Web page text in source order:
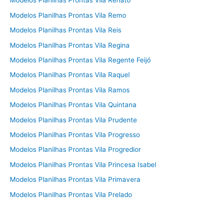
Modelos Planilhas Prontas Vila Remo
Modelos Planilhas Prontas Vila Reis
Modelos Planilhas Prontas Vila Regina
Modelos Planilhas Prontas Vila Regente Feijó
Modelos Planilhas Prontas Vila Raquel
Modelos Planilhas Prontas Vila Ramos
Modelos Planilhas Prontas Vila Quintana
Modelos Planilhas Prontas Vila Prudente
Modelos Planilhas Prontas Vila Progresso
Modelos Planilhas Prontas Vila Progredior
Modelos Planilhas Prontas Vila Princesa Isabel
Modelos Planilhas Prontas Vila Primavera
Modelos Planilhas Prontas Vila Prelado